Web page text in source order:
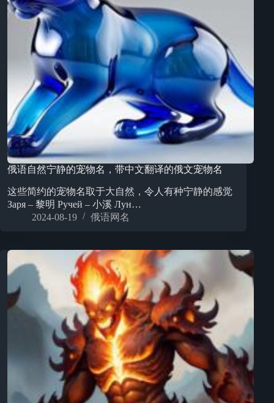
俄语自然宁静的宠物名，带中文翻译的俄文宠物名
这些简约的宠物名取于大自然，令人有种宁静的感觉
Заря – 黎明 Ручей – 小溪 Лун…
2024-08-19
俄语网名